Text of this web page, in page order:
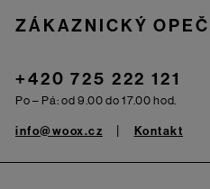
ZÁKAZNICKÝ
+420 725 222 121
Po – Pá: od 9.00 do 17.00 hod.
info@woox.cz Kontakt